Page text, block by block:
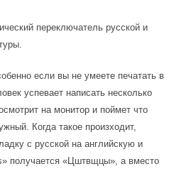
переключатель русской и
если вы не умеете печатать в
успевает написать несколько
на монитор и поймет что
Когда такое произходит,
с русской на английскую и
получается «Цштвщцы», а вместо